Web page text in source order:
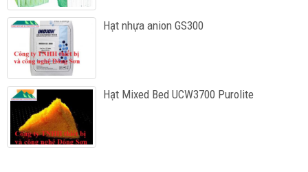
Hạt nhựa anion GS300
Hạt Mixed Bed UCW3700 Purolite